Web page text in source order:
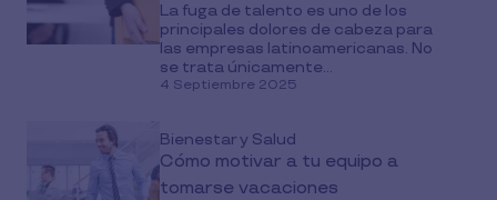
La fuga de talento es uno de los
principales dolores de cabeza para
las empresas latinoamericanas. No
se trata únicamente...
4 Septiembre 2025
Bienestar y Salud
Cómo motivar a tu equipo a
tomarse vacaciones